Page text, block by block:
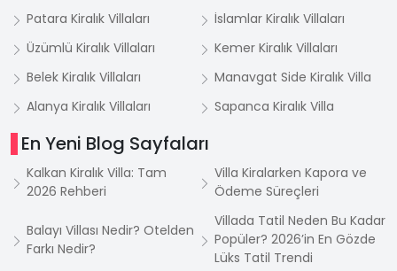
Patara Kiralık Villaları
İslamlar Kiralık Villaları
Üzümlü Kiralık Villaları
Kemer Kiralık Villaları
Belek Kiralık Villaları
Manavgat Side Kiralık Villa
Alanya Kiralık Villaları
Sapanca Kiralık Villa
En Yeni Blog Sayfaları
Kalkan Kiralık Villa: Tam
2026 Rehberi
Villa Kiralarken Kapora ve
Ödeme Süreçleri
Balayı Villası Nedir? Otelden
Farkı Nedir?
Villada Tatil Neden Bu Kadar
Popüler? 2026’in En Gözde
Lüks Tatil Trendi